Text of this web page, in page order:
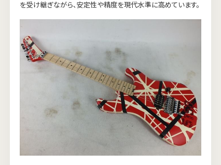
を受け継ぎながら、安定性や精度を現代水準に高めています。